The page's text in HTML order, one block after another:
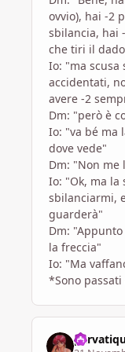
ovvio), hai -2
sbilancia, hai
che tiri il
Io: "ma scusa
accidentati,
avere -2
Dm: "però è
Io: "va bé ma
dove vede"
Dm: "Non me
Io: "Ok, ma la
sbilanciarmi,
guarderà"
Dm:
la freccia"
Io: "Ma
*Sono